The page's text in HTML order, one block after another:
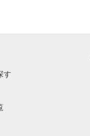
す